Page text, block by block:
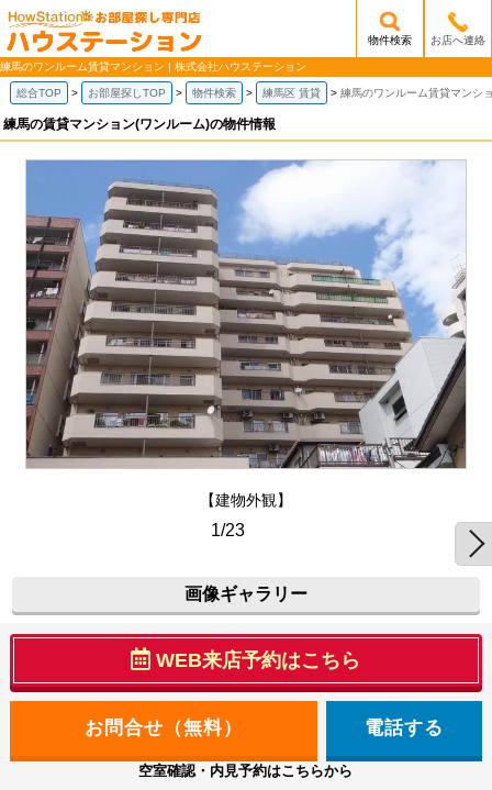
/mobile_img/head-logo.png
物件検索 お店へ連絡
練馬のワンルーム賃貸マンション | 株式会社ハウステーション
総合TOP お部屋探しTOP 物件検索 練馬区 賃貸 練馬のワンルーム賃貸マンシ
練馬の賃貸マンション(ワンルーム)の物件情報
【建物外観】
1/23
画像ギャラリー
WEB来店予約はこちら
電話する
空室確認・内見予約はこちらから